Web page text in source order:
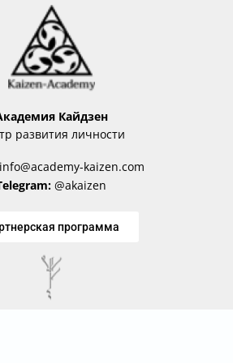
Кайдзен
развития личности
info@academy-kaizen.com
@akaizen
программа